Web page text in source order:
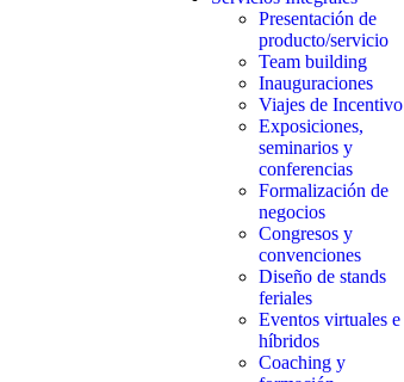
Presentación de
producto/servicio
Team building
Inauguraciones
Viajes de Incentivo
Exposiciones,
seminarios y
conferencias
Formalización de
negocios
Congresos y
convenciones
Diseño de stands
feriales
Eventos virtuales e
híbridos
Coaching y